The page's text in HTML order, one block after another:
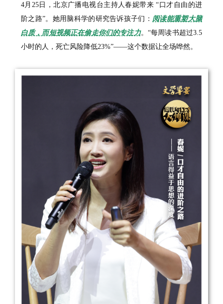
4月25日，北京广播电视台主持人春妮带来 “口才自由的进
阶之路”。她用脑科学的研究告诉孩子们： 阅读能重塑大脑
白质，而短视频正在偷走你们的专注力。“每周读书超过3.5
小时的人，死亡风险降低23%”——这个数据让全场哗然。